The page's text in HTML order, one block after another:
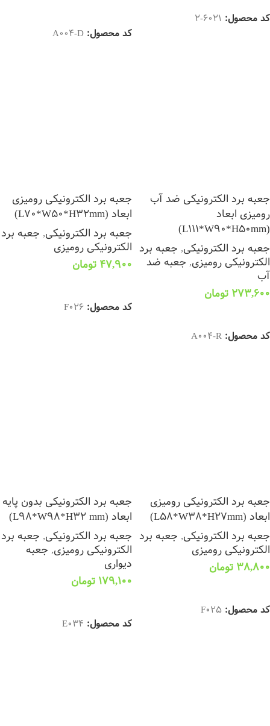
کد محصول: 6021-2
کد محصول: A004-D
جعبه برد الکترونیکی ضد آب
رومیزی ابعاد
(L111*W90*H50mm)
جعبه برد الکترونیکی, جعبه برد
الکترونیکی رومیزی, جعبه ضد
آب
273,600 تومان
کد محصول: A004-R
جعبه برد الکترونیکی رومیزی
ابعاد (L70*W50*H32mm)
جعبه برد الکترونیکی, جعبه برد
الکترونیکی رومیزی
47,900 تومان
کد محصول: F026
جعبه برد الکترونیکی رومیزی
ابعاد (L58*W38*H27mm)
جعبه برد الکترونیکی, جعبه برد
الکترونیکی رومیزی
38,800 تومان
کد محصول: F025
جعبه برد الکترونیکی بدون پایه
ابعاد (L98*W98*H32 mm)
جعبه برد الکترونیکی, جعبه برد
الکترونیکی رومیزی, جعبه
دیواری
179,100 تومان
کد محصول: E034